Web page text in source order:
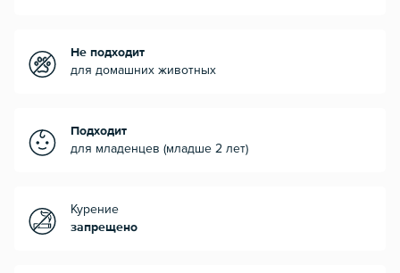
Не подходит
для домашних животных
Подходит
для младенцев (младше 2 лет)
Курение
запрещено